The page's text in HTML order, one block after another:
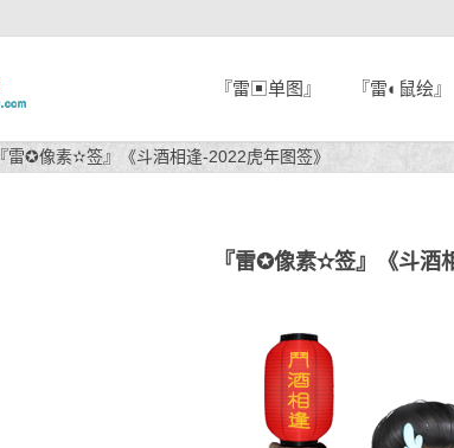
『雷▣单图』 『雷◐鼠绘』
『雷✪像素✫签』《斗酒相逢-2022虎年图签》
『雷✪像素✫签』《斗酒